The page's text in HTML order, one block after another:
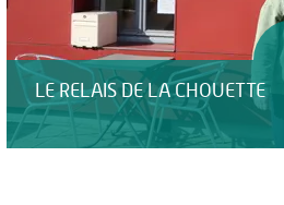
LE RELAIS DE LA CHOUETTE